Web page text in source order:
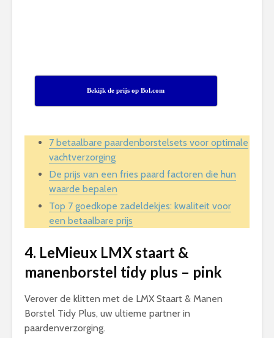
Bekijk de prijs op Bol.com
7 betaalbare paardenborstelsets voor optimale
vachtverzorging
De prijs van een fries paard factoren die hun
waarde bepalen
Top 7 goedkope zadeldekjes: kwaliteit voor
een betaalbare prijs
4. LeMieux LMX staart &
manenborstel tidy plus – pink
Verover de klitten met de LMX Staart & Manen
Borstel Tidy Plus, uw ultieme partner in
paardenverzorging.